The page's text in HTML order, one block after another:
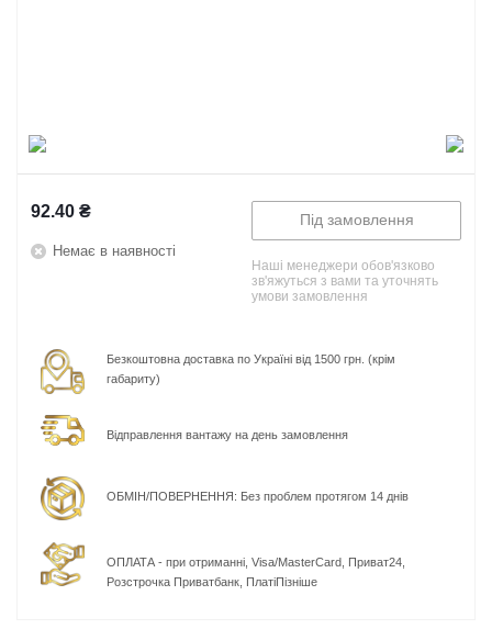
92.40 ₴
Немає в наявності
Під замовлення
Наші менеджери обов'язково
зв'яжуться з вами та уточнять
умови замовлення
Безкоштовна доставка по Україні від 1500 грн. (крім
габариту)
Відправлення вантажу на день замовлення
ОБМІН/ПОВЕРНЕННЯ: Без проблем протягом 14 днів
ОПЛАТА - при отриманні, Visa/MasterCard, Приват24,
Розстрочка Приватбанк, ПлатіПізніше